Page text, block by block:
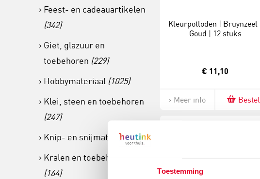
Toestemming
Feest- en cadeauartikelen
(342)
Giet, glazuur en
toebehoren (229)
Hobbymateriaal (1025)
Klei, steen en toebehoren
(247)
Knip- en snijmateriaal(59)
Kralen en toebehoren
(164)
Kleurpotloden | Bruynzeel
Goud | 12 stuks
€ 11,10
Meer info Bestel